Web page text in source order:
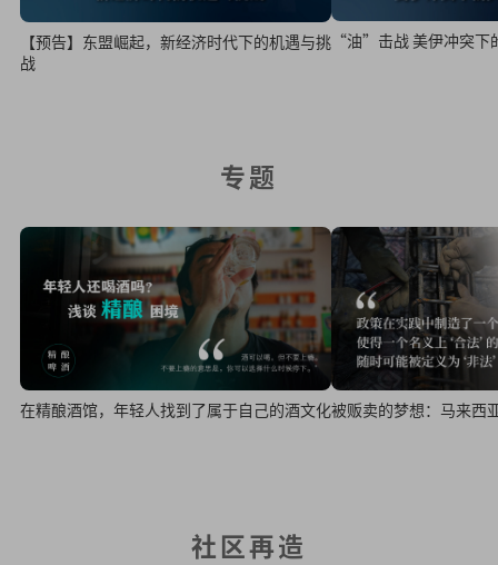
【预告】东盟崛起，新经济时代下的机遇与挑
战
“油”击战 美伊冲突下
专题
在精酿酒馆，年轻人找到了属于自己的酒文化被贩卖的梦想：马来西
社区再造